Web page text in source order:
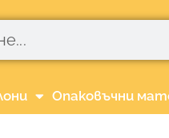
Опаковъчни